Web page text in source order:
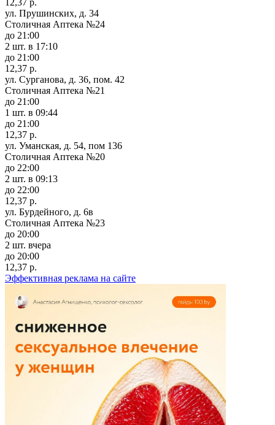
ул. Прушинских, д. 34
Столичная Аптека №24
до 21:00
2 шт. в 17:10
до 21:00
12,37 р.
ул. Сурганова, д. 36, пом. 42
Столичная Аптека №21
до 21:00
1 шт. в 09:44
до 21:00
12,37 р.
ул. Уманская, д. 54, пом 136
Столичная Аптека №20
до 22:00
2 шт. в 09:13
до 22:00
12,37 р.
ул. Бурдейного, д. 6в
Столичная Аптека №23
до 20:00
2 шт. вчера
до 20:00
12,37 р.
Эффективная реклама на сайте